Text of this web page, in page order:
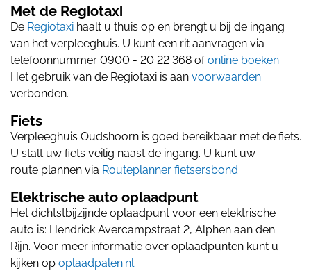
Met de Regiotaxi
De Regiotaxi haalt u thuis op en brengt u bij de ingang
van het verpleeghuis. U kunt een rit aanvragen via
telefoonnummer 0900 - 20 22 368 ofonline boeken.
Het gebruik van de Regiotaxi is aan voorwaarden
verbonden.
Fiets
Verpleeghuis Oudshoorn is goed bereikbaar met de fiets.
U stalt uw fiets veilig naast de ingang. U kunt uw
route plannen via Routeplanner fietsersbond.
Elektrische auto oplaadpunt
Het dichtstbijzijnde oplaadpunt voor een elektrische
auto is: Hendrick Avercampstraat 2, Alphen aan den
Rijn. Voor meer informatie over oplaadpunten kunt u
kijken op oplaadpalen.nl.